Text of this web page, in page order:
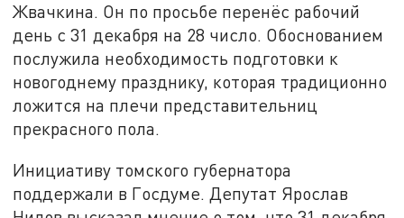
Жвачкина. Он по просьбе перенёс рабочий
день с 31 декабря на 28 число. Обоснованием
послужила необходимость подготовки к
новогоднему празднику, которая традиционно
ложится на плечи представительниц
прекрасного пола.
Инициативу томского губернатора
поддержали в Госдуме. Депутат Ярослав